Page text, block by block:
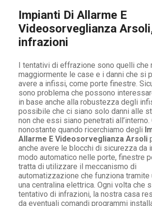
Impianti Di Allarme E
Videosorveglianza
infrazioni
I tentativi di effrazione sono quelli che
maggiormente le case e i danni che si
avere a infissi, come porte finestre.
sono problema che possono
in base anche alla robustezza degli
possibile che ci siano solo danni alle
non che essi siano penetrati all’interno.
nonostante quando ricerchiamo degli
Allarme E Videosorveglianza Arsoli
anche avere le blocchi di sicurezza da
modo automatico nelle porte, finestre
tratta di utilizzare il meccanismo di
automatizzazione che funziona tramite
una centralina elettrica. Ogni volta che
tentativo di infrazioni, la nostra casa
da eventuali comandi programmi